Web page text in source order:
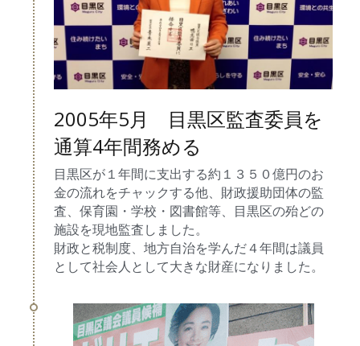
2005年5月　目黒区監査委員を
通算4年間務める
目黒区が１年間に支出する約１３５０億円のお
金の流れをチャックする他、財政援助団体の監
査、保育園・学校・図書館等、目黒区の殆どの
施設を現地監査しました。
財政と税制度、地方自治を学んだ４年間は議員
として社会人として大きな財産になりました。